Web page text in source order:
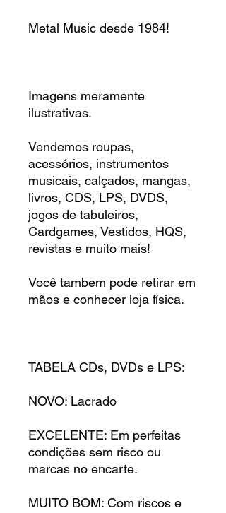
Metal Music desde 1984!
Imagens meramente
ilustrativas.
Vendemos roupas,
acessórios, instrumentos
musicais, calçados, mangas,
livros, CDS, LPS, DVDS,
jogos de tabuleiros,
Cardgames, Vestidos, HQS,
revistas e muito mais!
Você tambem pode retirar em
mãos e conhecer loja física.
TABELA CDs, DVDs e LPS:
NOVO: Lacrado
EXCELENTE: Em perfeitas
condições sem risco ou
marcas no encarte.
MUITO BOM: Com riscos e